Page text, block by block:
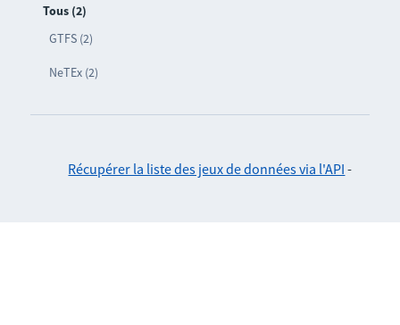
Tous (2)
GTFS (2)
NeTEx (2)
Récupérer la liste des jeux de données via l'API -